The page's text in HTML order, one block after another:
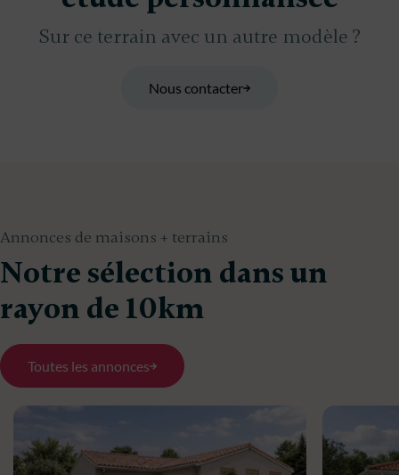
Sur ce terrain avec un autre modèle ?
Nous contacter
Annonces de maisons + terrains
Notre sélection dans un
rayon de 10km
Toutes les annonces